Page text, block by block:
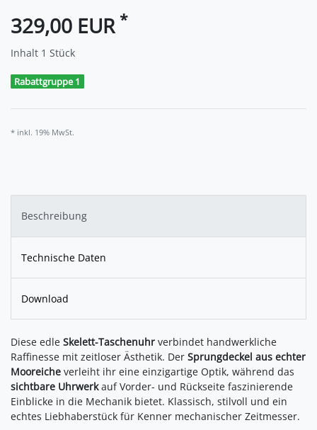
329,00 EUR *
Inhalt 1 Stück
Rabattgruppe 1
* inkl. 19% MwSt.
Beschreibung
Technische Daten
Download
Diese edle Skelett-Taschenuhr verbindet handwerkliche
Raffinesse mit zeitloser Ästhetik. Der Sprungdeckel aus echter
Mooreiche verleiht ihr eine einzigartige Optik, während das
sichtbare Uhrwerkauf Vorder- und Rückseite faszinierende
Einblicke in die Mechanik bietet. Klassisch, stilvoll und ein
echtes Liebhaberstück für Kenner mechanischer Zeitmesser.